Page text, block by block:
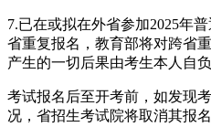
7.已在或拟在外省参加2025年
省重复报名，教育部将对跨省
产生的一切后果由考生本人自负
考试报名后至开考前，如发现
况，省招生考试院将取消其报名